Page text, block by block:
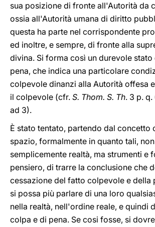
sua posizione di fronte all'Autorità da
ossia all'Autorità umana di diritto
questa ha parte nel corrispondente
ed inoltre, e sempre, di fronte alla
divina. Si forma così un durevole
pena, che indica una particolare
colpevole dinanzi alla Autorità offesa
il colpevole (cfr. S. Thom. S. Th. 3 p.
ad 3).
È stato tentato, partendo dal concetto
spazio, formalmente in quanto tali,
semplicemente realtà, ma strumenti e
pensiero, di trarre la conclusione che
cessazione del fatto colpevole e della
si possa più parlare di una loro
nella realtà, nell'ordine reale, e quindi
colpa e di pena. Se cosi fosse, si